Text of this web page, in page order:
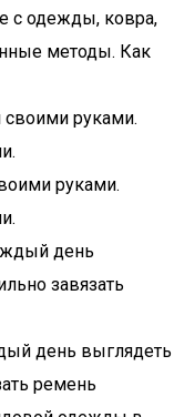
с одежды, ковра,
методы. Как
руками.
день выглядеть
ремень